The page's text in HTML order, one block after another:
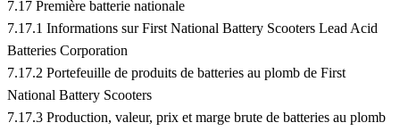
7.17 Première batterie nationale
7.17.1 Informations sur First National Battery Scooters Lead Acid
Batteries Corporation
7.17.2 Portefeuille de produits de batteries au plomb de First
National Battery Scooters
7.17.3 Production, valeur, prix et marge brute de batteries au plomb